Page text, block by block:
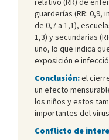
guarderías (RR: 0,9,
de 0,7 a 1,1),
1,3) y secundarias
uno, lo que indica
exposición e
Conclusión:el
un efecto
los niños y estos
importantes del
Conflicto de